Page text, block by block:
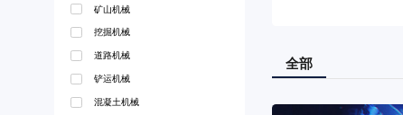
矿山机械
挖掘机械
道路机械
铲运机械
混凝土机械
全部